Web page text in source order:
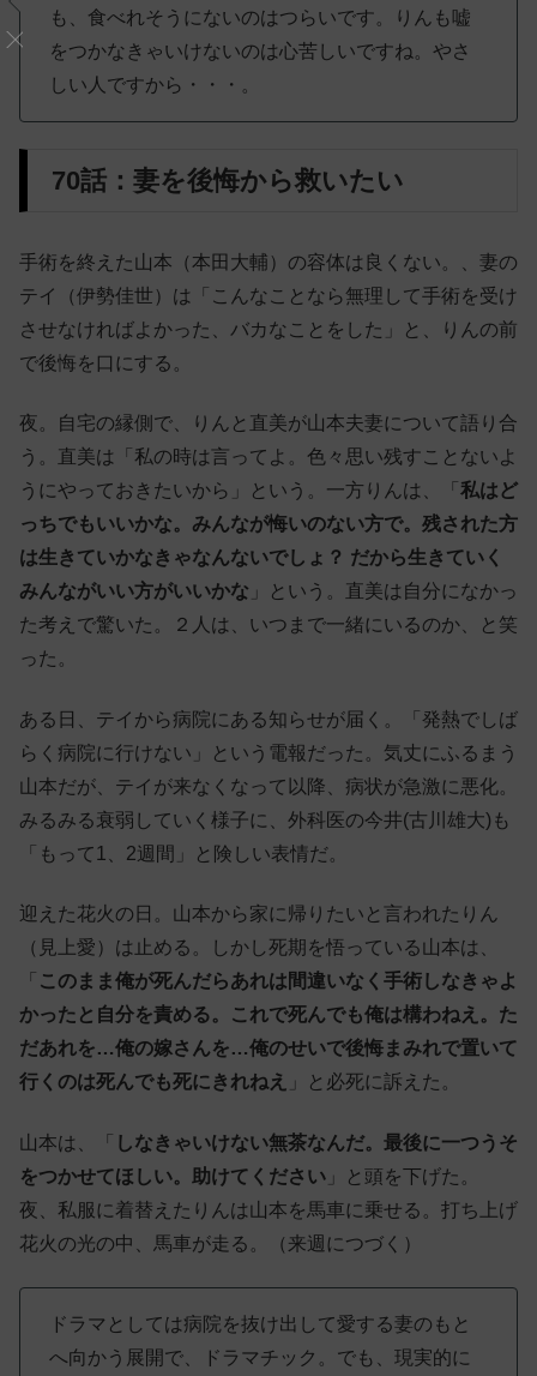
も、食べれそうにないのはつらいです。りんも嘘
をつかなきゃいけないのは心苦しいですね。やさ
しい人ですから・・・。
70話：妻を後悔から救いたい
手術を終えた山本（本田大輔）の容体は良くない。、妻の
テイ（伊勢佳世）は「こんなことなら無理して手術を受け
させなければよかった、バカなことをした」と、りんの前
で後悔を口にする。
夜。自宅の縁側で、りんと直美が山本夫妻について語り合
う。直美は「私の時は言ってよ。色々思い残すことないよ
うにやっておきたいから」という。一方りんは、「 私はど
っちでもいいかな。みんなが悔いのない方で。残された方
は生きていかなきゃなんないでしょ？ だから生きていく
みんながいい方がいいかな 」という。直美は自分になかっ
た考えで驚いた。２人は、いつまで一緒にいるのか、と笑
った。
ある日、テイから病院にある知らせが届く。「発熱でしば
らく病院に行けない」という電報だった。気丈にふるまう
山本だが、テイが来なくなって以降、病状が急激に悪化。
みるみる衰弱していく様子に、外科医の今井(古川雄大)も
「もって1、2週間」と険しい表情だ。
迎えた花火の日。山本から家に帰りたいと言われたりん
（見上愛）は止める。しかし死期を悟っている山本は、
「 このまま俺が死んだらあれは間違いなく手術しなきゃよ
かったと自分を責める。これで死んでも俺は構わねえ。た
だあれを…俺の嫁さんを…俺のせいで後悔まみれで置いて
行くのは死んでも死にきれねえ
」と必死に訴えた。
山本は、「
しなきゃいけない無茶なんだ。最後に一つうそ
をつかせてほしい。助けてください 」と頭を下げた。
夜、私服に着替えたりんは山本を馬車に乗せる。打ち上げ
花火の光の中、馬車が走る。（来週につづく）
ドラマとしては病院を抜け出して愛する妻のもと
へ向かう展開で、ドラマチック。でも、現実的に